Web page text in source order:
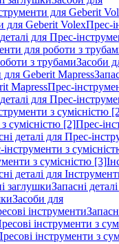
для Geberit
для Geberit VolexПрес-
для Прес-
для роботи з
з трубамиЗасоби
для Geberit Mapress
MapressПрес-
для Прес-
з сумісністю
сумісністю [2]Прес-
деталі для Прес-
з
з сумісністю [3]
деталі для
заглушкиЗапасні
Засоби для
інструменти
інструменти з
інструменти з